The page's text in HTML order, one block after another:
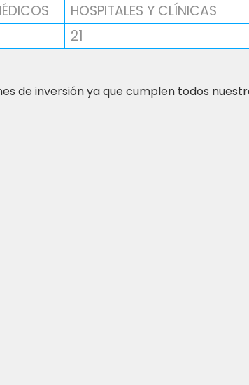
HOSPITALES Y CLÍNICAS
21
de inversión ya que cumplen todos